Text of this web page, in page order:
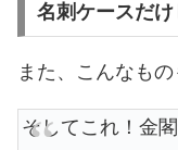
名刺ケースだ
また、こんなも
そしてこれ！金